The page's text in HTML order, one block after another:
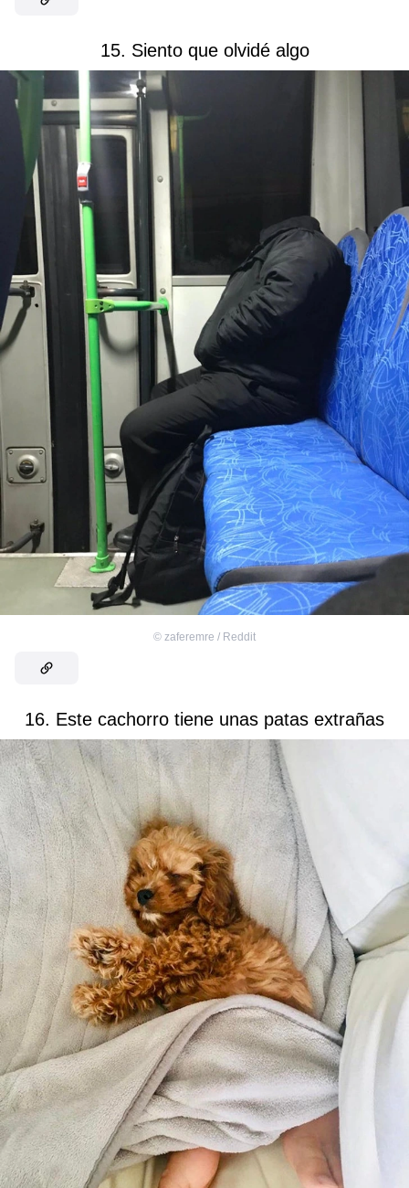
15. Siento que olvidé algo
© zaferemre / Reddit
16. Este cachorro tiene unas patas extrañas